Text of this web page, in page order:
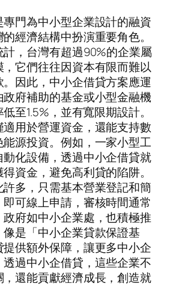
門為中小型企業設計的融資
經濟結構中扮演重要角色。
，台灣有超過90%的企業屬
它們往往因資本有限而難以
因此，中小企借貸方案應運
府補助的基金或小型金融機
至1.5%，並有寬限期設計。
用於營運資金，還能支持數
源投資。例如，一家小型工
動化設備，透過中小企借貸就
資金，避免高利貸的陷阱。
多，只需基本營業登記和簡
可線上申請，審核時間通常
府如中小企業處，也積極推
是「中小企業貸款保證基
供額外保障，讓更多中小企
過中小企借貸，這些企業不
還能貢獻經濟成長，創造就